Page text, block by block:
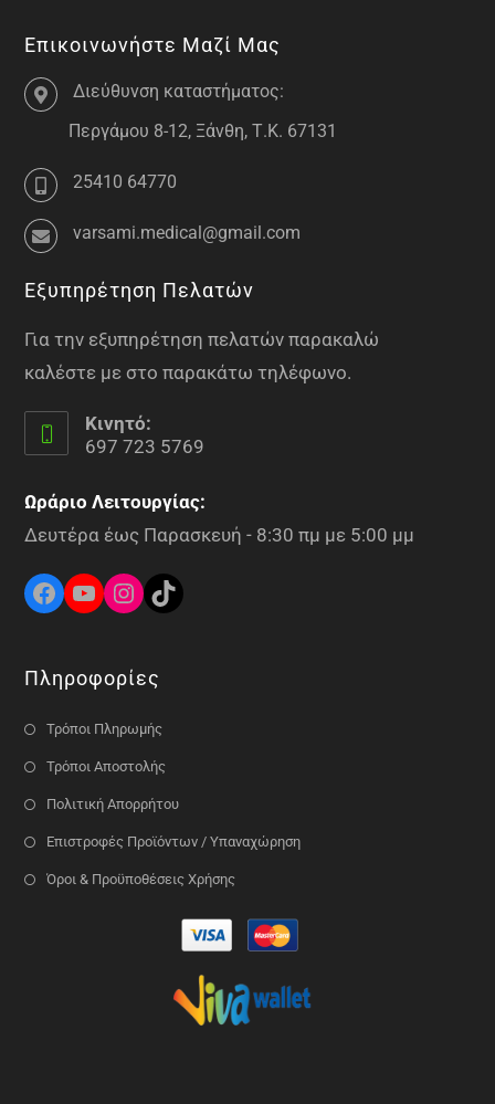
Επικοινωνήστε Μαζί Μας
Διεύθυνση καταστήματος:
Περγάμου 8-12, Ξάνθη, Τ.Κ. 67131
25410 64770
varsami.medical@gmail.com
Εξυπηρέτηση Πελατών
Για την εξυπηρέτηση πελατών παρακαλώ
καλέστε με στο παρακάτω τηλέφωνο.
Κινητό:
697 723 5769
Ωράριο Λειτουργίας:
Δευτέρα έως Παρασκευή - 8:30 πμ με 5:00 μμ
Πληροφορίες
Τρόποι Πληρωμής
Τρόποι Αποστολής
Πολιτική Απορρήτου
Επιστροφές Προϊόντων / Υπαναχώρηση
Όροι & Προϋποθέσεις Χρήσης